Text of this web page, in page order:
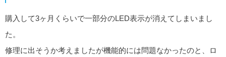
購入して3ヶ月くらいで一部分のLED表示が消えてしまいまし
た。
修理に出そうか考えましたが機能的には問題なかったのと、ロ